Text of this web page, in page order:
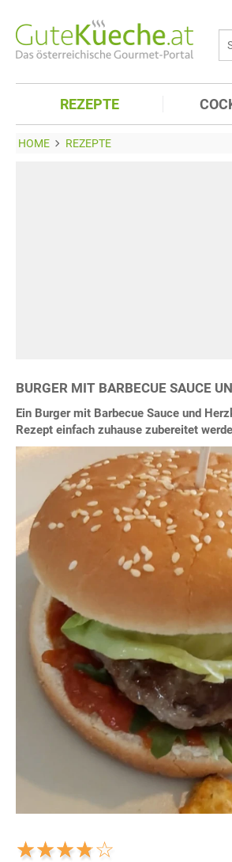
REZEPTE
HOME REZEPTE
BURGER MIT BARBECUE SAUCE
Ein Burger mit Barbecue Sauce und
Rezept einfach zuhause zubereitet